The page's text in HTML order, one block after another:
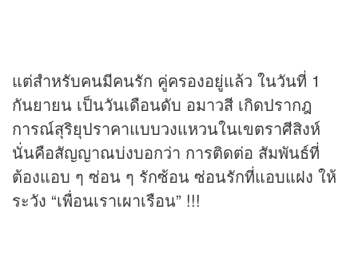
แต่สำหรับคนมีคนรัก คู่ครองอยู่แล้ว ในวันที่ 1
กันยายน เป็นวันเดือนดับ อมาวสี เกิดปรากฎ
การณ์สุริยุปราคาแบบวงแหวนในเขตราศีสิงห์
นั่นคือสัญญาณบ่งบอกว่า การติดต่อ สัมพันธ์ที่
ต้องแอบ ๆ ซ่อน ๆ รักซ้อน ซ่อนรักที่แอบแฝง ให้
ระวัง “เพื่อนเราเผาเรือน” !!!